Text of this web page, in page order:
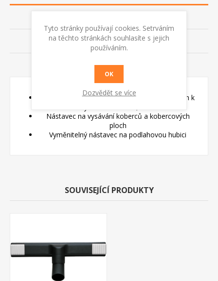
KONTAKTUJTE NÁS
RADY A TIPY
Hubice kobercová prachová vložka 300/35 mm k
Nástavec na vysávání koberců a kobercových
ploch
Vyměnitelný nástavec na podlahovou hubici
SOUVISEJÍCÍ PRODUKTY
Tyto stránky používají cookies. Setrváním
na těchto stránkách souhlasíte s jejich
používáním.
OK
Dozvědět se více